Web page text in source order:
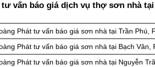
tư vấn báo giá dịch vụ thợ sơn nhà
Phát tư vấn báo giá sơn nhà tại Trần Phú,
Phát tư vấn báo giá sơn nhà tại Bạch Vân,
Phát tư vấn báo giá sơn nhà tại Nguyễn